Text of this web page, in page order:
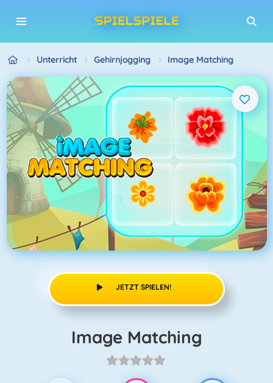
Unterricht Gehirnjogging Image Matching
JETZT SPIELEN!
Image Matching